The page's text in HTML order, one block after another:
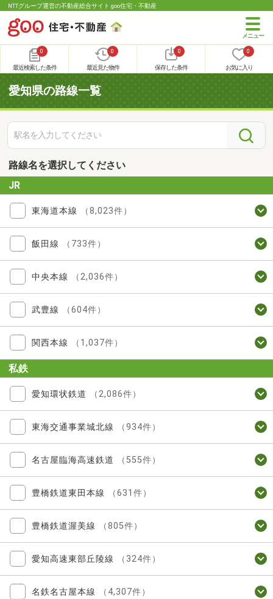
NTTグループ運営の不動産総合サイト goo住宅・不動産
0
最近検索した条件
0
最近見た物件
0
保存した条件
0
お気に入り
愛知県の路線一覧
路線名を選択してください
JR
東海道本線 （8,023件）
飯田線 （733件）
中央本線 （2,036件）
武豊線 （604件）
関西本線 （1,037件）
私鉄
愛知環状鉄道 （2,086件）
東海交通事業城北線 （934件）
名古屋臨海高速鉄道 （555件）
豊橋鉄道東田本線 （631件）
豊橋鉄道渥美線 （805件）
愛知高速東部丘陵線 （324件）
名鉄名古屋本線 （4,307件）